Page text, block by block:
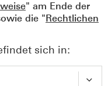
" am Ende der
die "Rechtlichen
sich in: